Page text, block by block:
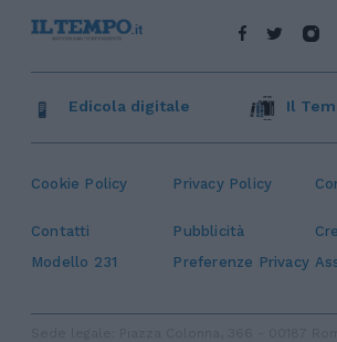
Cookie Policy Privacy Policy
Contatti Pubblicità
Modello 231
Preferenze Privacy
Edicola digitale Il